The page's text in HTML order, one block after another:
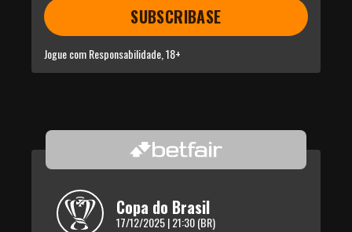
SUBSCRIBASE
Jogue com Responsabilidade, 18+
Copa do Brasil
17/12/2025 | 21:30 (BR)